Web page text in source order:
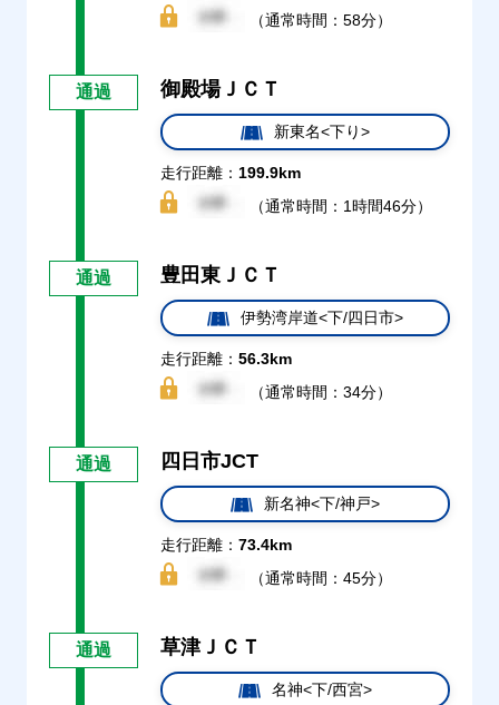
（通常時間：58分）
通過 御殿場ＪＣＴ
新東名<下り>
走行距離： 199.9km
（通常時間：1時間46分）
通過 豊田東ＪＣＴ
伊勢湾岸道<下/四日市>
走行距離： 56.3km
（通常時間：34分）
通過 四日市JCT
新名神<下/神戸>
走行距離： 73.4km
（通常時間：45分）
通過 草津ＪＣＴ
名神<下/西宮>